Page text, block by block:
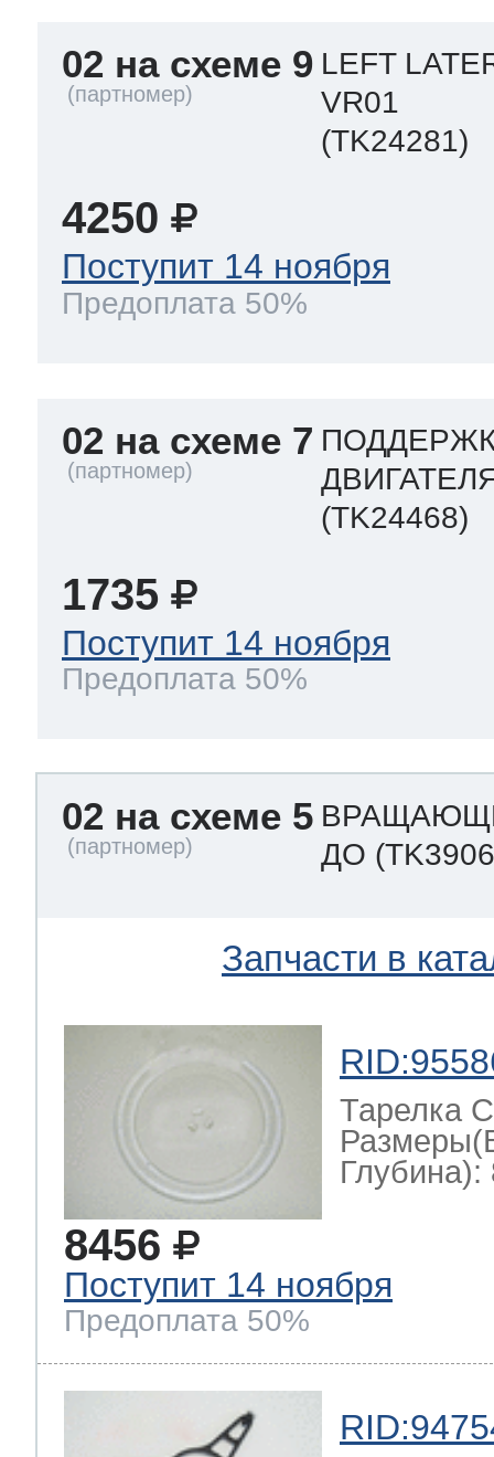
02 на схеме 9 LEFT
VR01
(TK24281)
4250
Поступит 14 ноября
Предоплата 50%
02 на схеме 7
(TK24468)
1735
Поступит 14 ноября
Предоплата 50%
02 на схеме 5
ДО
Запчасти в
Тарелка
Глубина):
8456
Поступит 14 ноября
Предоплата 50%